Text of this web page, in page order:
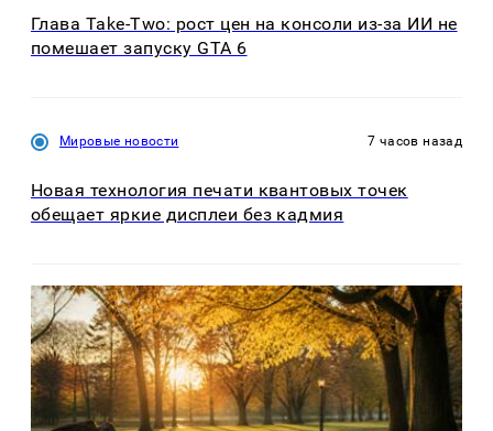
Глава Take-Two: рост цен на консоли из-за ИИ не
помешает запуску GTA 6
Мировые новости 7 часов назад
Новая технология печати квантовых точек
обещает яркие дисплеи без кадмия